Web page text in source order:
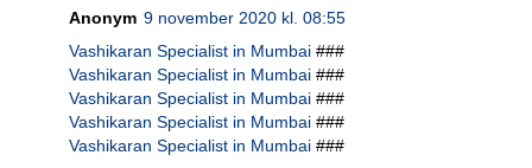
Anonym 9 november 2020 kl. 08:55
Vashikaran Specialist in Mumbai ###
Vashikaran Specialist in Mumbai ###
Vashikaran Specialist in Mumbai ###
Vashikaran Specialist in Mumbai ###
Vashikaran Specialist in Mumbai ###